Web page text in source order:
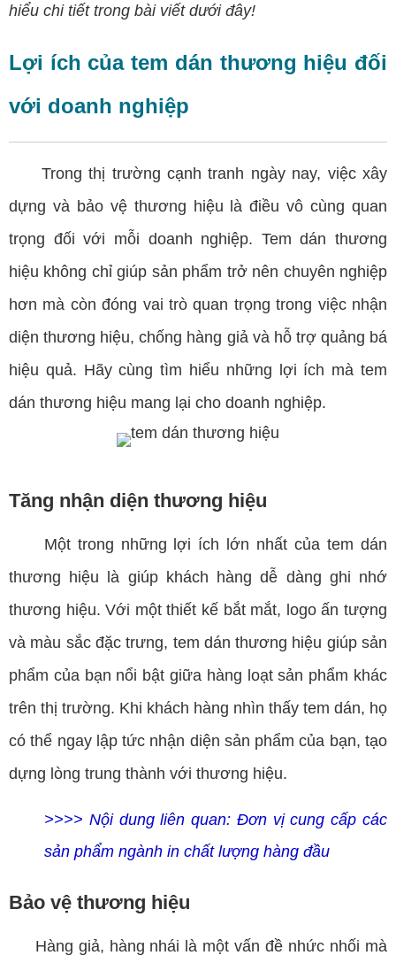
hiểu chi tiết trong bài viết dưới đây!
Lợi ích của tem dán thương hiệu đối
với doanh nghiệp
Trong thị trường cạnh tranh ngày nay, việc xây
dựng và bảo vệ thương hiệu là điều vô cùng quan
trọng đối với mỗi doanh nghiệp. Tem dán thương
hiệu không chỉ giúp sản phẩm trở nên chuyên nghiệp
hơn mà còn đóng vai trò quan trọng trong việc nhận
diện thương hiệu, chống hàng giả và hỗ trợ quảng bá
hiệu quả. Hãy cùng tìm hiểu những lợi ích mà tem
dán thương hiệu mang lại cho doanh nghiệp.
Tăng nhận diện thương hiệu
Một trong những lợi ích lớn nhất của tem dán
thương hiệu là giúp khách hàng dễ dàng ghi nhớ
thương hiệu. Với một thiết kế bắt mắt, logoấn tượng
và màu sắc đặc trưng, tem dán thương hiệu giúp sản
phẩm của bạn nổi bật giữa hàng loạt sản phẩm khác
trên thị trường. Khi khách hàng nhìn thấy tem dán, họ
có thể ngay lập tức nhận diện sản phẩm của bạn, tạo
dựng lòng trung thành với thương hiệu.
>>>> Nội dung liên quan: Đơn vị cung cấp các
sản phẩm ngành in chất lượng hàng đầu
Bảo vệ thương hiệu
Hàng giả, hàng nhái là một vấn đề nhức nhối mà